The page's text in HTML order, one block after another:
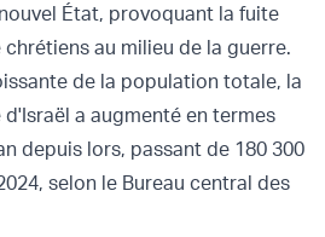
État, provoquant la fuite
au milieu de la guerre.
de la population totale, la
a augmenté en termes
depuis lors, passant de 180 300
selon le Bureau central des